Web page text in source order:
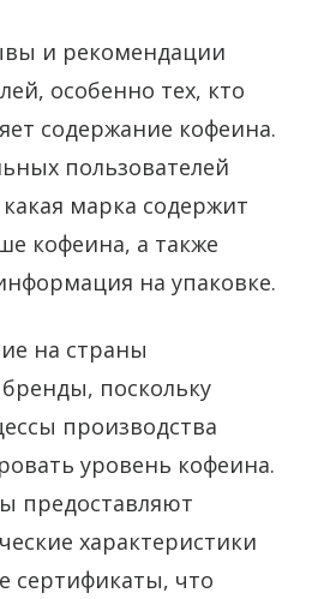
и рекомендации
особенно тех, кто
содержание кофеина.
пользователей
марка содержит
кофеина, а также
на упаковке.
на страны
поскольку
производства
уровень кофеина.
предоставляют
характеристики
сертификаты, что